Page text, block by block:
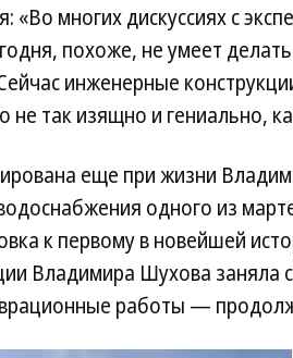
«Во многих дискуссиях с
похоже, не умеет
инженерные
так изящно и гениально,
еще при жизни
одного из
к первому в новейшей
Владимира Шухова заняла
работы —